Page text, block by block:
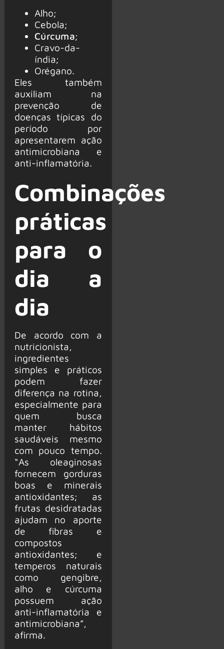
Alho;
Cebola;
Cúrcuma;
Cravo-da-
índia;
Orégano.
Eles também
auxiliam na
prevenção de
doenças típicas do
período por
apresentarem ação
antimicrobiana e
anti-inflamatória.
Combinações
práticas
para o
dia a
dia
De acordo com a
nutricionista,
ingredientes
simples e práticos
podem fazer
diferença na rotina,
especialmente para
quem busca
manter hábitos
saudáveis mesmo
com pouco tempo.
“As oleaginosas
fornecem gorduras
boas e minerais
antioxidantes; as
frutas desidratadas
ajudam no aporte
de fibras e
compostos
antioxidantes; e
temperos naturais
como gengibre,
alho e cúrcuma
possuem ação
anti-inflamatória e
antimicrobiana”,
afirma.